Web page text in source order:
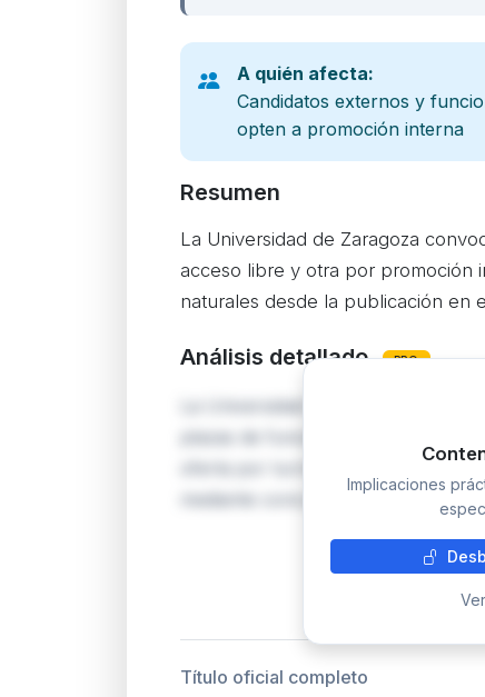
A quién afecta:
Candidatos externos y
opten a promoción interna
Resumen
La Universidad de Zaragoza
acceso libre y otra por promoción
naturales desde la publicación en
Análisis detallado PRO
La Universidad de Zaragoza abre
plazas de funcionario de carrera
oferta por turno de acceso libre
mediante concurso-oposición. La
Implicaciones
Título oficial completo